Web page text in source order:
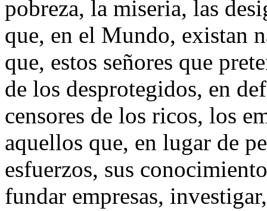
pobreza, la miseria, las
que, en el Mundo, existan
que, estos señores que
de los desprotegidos, en
censores de los ricos, los
aquellos que, en lugar de
esfuerzos, sus
fundar empresas,